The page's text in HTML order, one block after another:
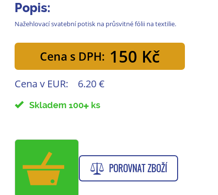
Popis:
Nažehlovací svatební potisk na průsvitné fólii na textilie.
Cena s DPH: 150 Kč
Cena v EUR: 6.20 €
Skladem 100 ks
POROVNAT ZBOŽÍ